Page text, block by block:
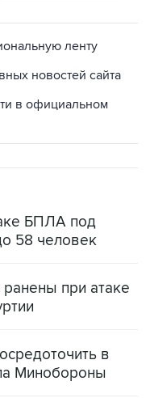
новостей сайта
в официальном
БПЛА под
при атаке
в